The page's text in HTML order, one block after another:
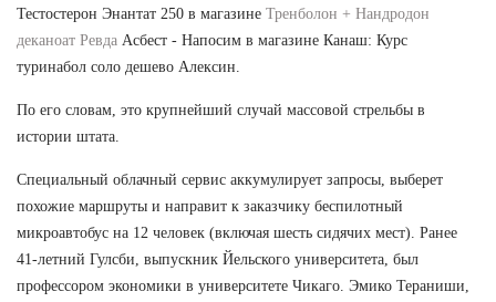
Тестостерон Энантат 250 в магазине Тренболон + Нандродон
деканоат Ревда Асбест - Напосим в магазине Канаш: Курс
туринабол соло дешево Алексин.
По его словам, это крупнейший случай массовой стрельбы в
истории штата.
Специальный облачный сервис аккумулирует запросы, выберет
похожие маршруты и направит к заказчику беспилотный
микроавтобус на 12 человек (включая шесть сидячих мест). Ранее
41-летний Гулсби, выпускник Йельского университета, был
профессором экономики в университете Чикаго. Эмико Тераниши,